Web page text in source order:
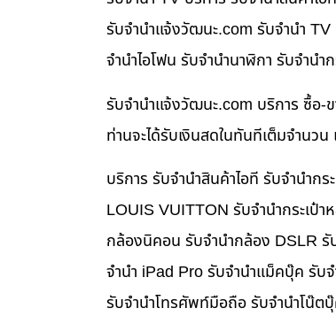
รับจํานําแจ้งวัฒนะ.com รับจำนำ
จำนำไอโฟน รับจำนำนาฬิกา รับจำนำ
รับจํานําแจ้งวัฒนะ.com บริการ ซื้อ-ข
ท่านจะได้รับเงินสดในทันทีเต็มจำนว
บริการ รับจำนำสินค้าไอที รับจำนำกร
LOUIS VUITTON รับจำนำกระเป๋
กล้องนิคอน รับจำนำกล้อง DSLR รั
จำนำ iPad Pro รับจำนำแม็คบุ๊ค รับ
รับจำนำโทรศัพท์มือถือ รับจำนำโน๊ต